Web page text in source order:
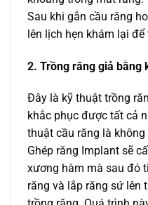
Sau khi gắn cầu răng
lên lịch hẹn khám lại để
2. Trồng răng giả bằng
Đây là kỹ thuật trồng
khắc phục được tất cả
thuật cầu răng là
Ghép răng Implant sẽ
xương hàm mà sau đó
răng và lắp răng sứ lên